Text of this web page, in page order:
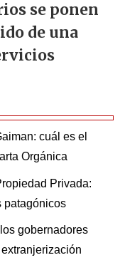
se ponen
de una
cuál es el
Orgánica
Privada:
patagónicos
gobernadores